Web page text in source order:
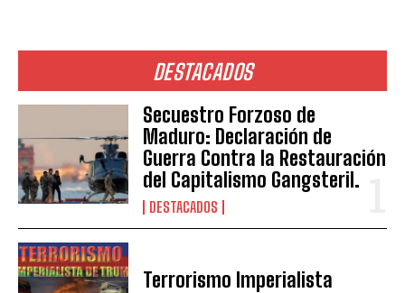
DESTACADOS
Secuestro Forzoso de
Maduro: Declaración de
Guerra Contra la Restauración
del Capitalismo Gangsteril.
DESTACADOS
Terrorismo Imperialista